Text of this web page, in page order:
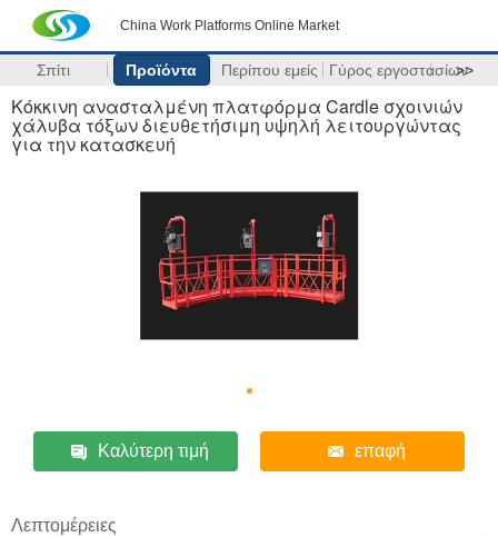
China Work Platforms Online Market
Σπίτι Προϊόντα Περίπου εμείς Γύρος εργοστασίων
>>
Κόκκινη ανασταλμένη πλατφόρμα Cardle σχοινιών
χάλυβα τόξων διευθετήσιμη υψηλή λειτουργώντας
για την κατασκευή
Καλύτερη τιμή επαφή
Λεπτομέρειες